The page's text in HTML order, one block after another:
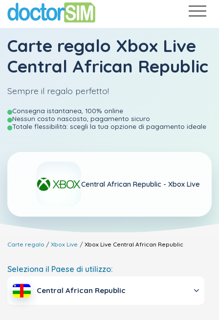
Carte regalo Xbox Live
Central African Republic
Sempre il regalo perfetto!
Consegna istantanea, 100% online
Nessun costo nascosto, pagamento sicuro
Totale flessibilità: scegli la tua opzione di pagamento ideale
Central African Republic - Xbox Live
Carte regalo Xbox Live Xbox Live Central African Republic
Seleziona il Paese di utilizzo:
Central African Republic